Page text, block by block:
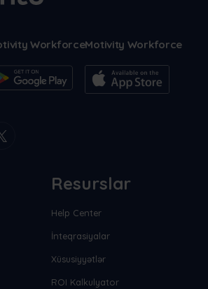
WorkforceMotivity Workforce
Resurslar
Help Center
İnteqrasiyalar
Xüsusiyyətlər
ROI Kalkulyator